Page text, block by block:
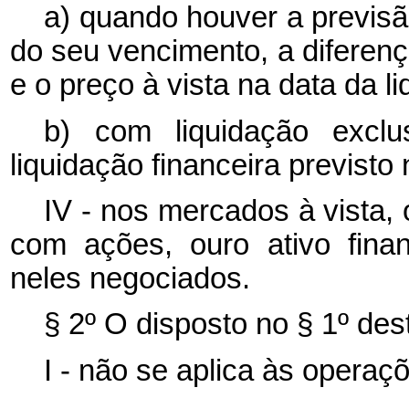
a) quando houver a
do seu vencimento, a
e o preço à vista na data da
b) com liquidação
liquidação financeira previsto
IV - nos mercados à vista,
com ações, ouro ativo
neles negociados.
§ 2º O disposto no § 1º
I - não se aplica às